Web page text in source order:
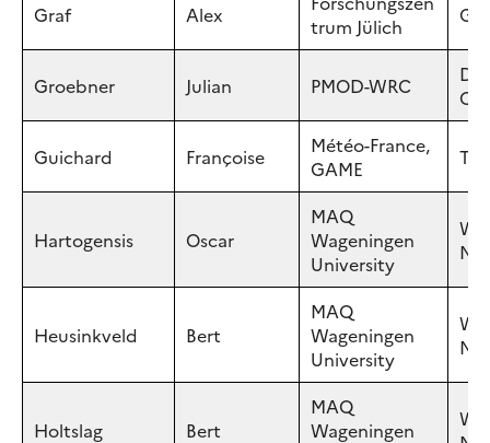
Graf Alex
trum Jülich
GE
Groebner Julian PMOD-WRC
CH
Guichard Françoise
Météo-France,
GAME
Hartogensis Oscar
MAQ
Wageningen
University
NE
Heusinkveld Bert
MAQ
Wageningen
University
NE
Holtslag Bert
MAQ
Wageningen